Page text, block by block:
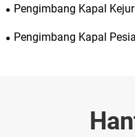
Pengimbang Kapal
Pengimbang Kapal